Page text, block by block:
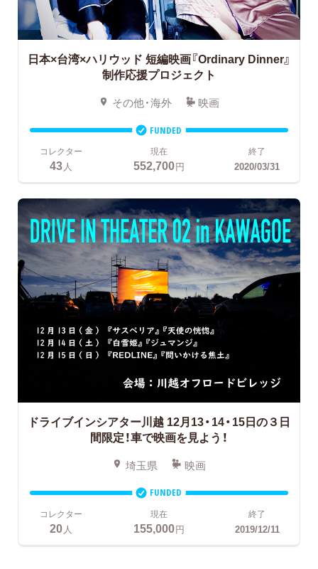
日本×台湾×ハリウッド 短編映画『Ordinary Dinner』
制作応援プロジェクト
その他・海外 映画
FUNDED
コレクター
43人
現在
552,700円
終了
2020/03/31
ドライブインシアター川越 12月13・14・15日の３日
間限定！車で映画を見よう！
埼玉県 映画
FUNDED
コレクター
20 人
現在
155,000円
終了
2019/12/11